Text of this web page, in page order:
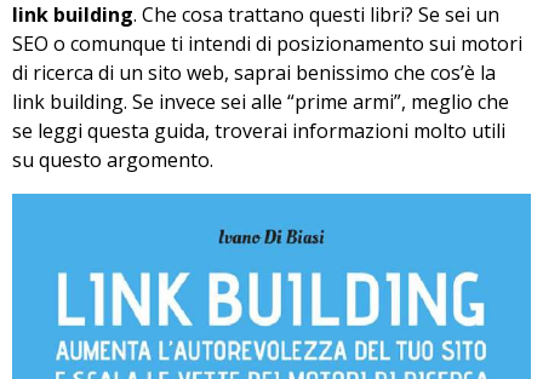
link building. Che cosa trattano questi libri? Se sei un
SEO o comunque ti intendi di posizionamento sui motori
di ricerca di un sito web, saprai benissimo che cos’è la
link building. Se invece sei alle “prime armi”, meglio che
se leggi questa guida, troverai informazioni molto utili
su questo argomento.